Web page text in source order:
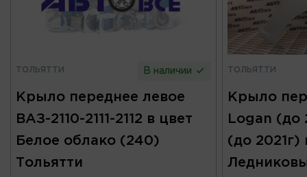
ТОЛЬЯТТИ В наличии
Крыло переднее левое
ВАЗ-2110-2111-2112 в цвет
Белое облако (240)
Тольятти
ТОЛЬЯТТИ
Крыло
Logan (до
(до 2021г)